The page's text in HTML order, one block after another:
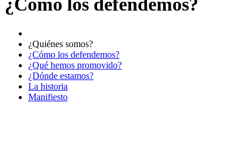
¿Cómo los defendemos?
¿Quiénes somos?
¿Cómo los defendemos?
¿Qué hemos promovido?
¿Dónde estamos?
La historia
Manifiesto